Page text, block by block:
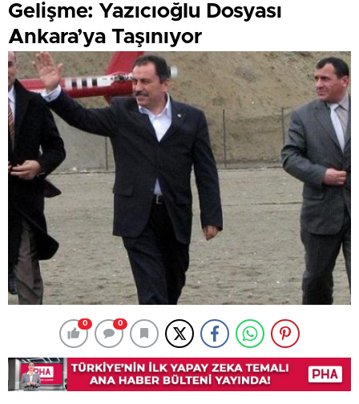
Gelişme: Yazıcıoğlu Dosyası
Ankara’ya Taşınıyor
0 0